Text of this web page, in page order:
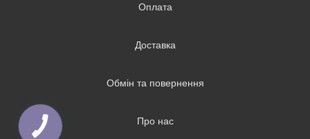
Оплата
Доставка
Обмін та повернення
Про нас